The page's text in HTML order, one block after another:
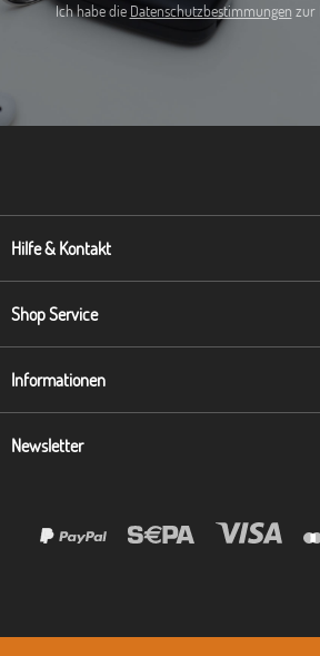
Ich habe die Datenschutzbestimmungen zur
Hilfe & Kontakt
Shop Service
Informationen
Newsletter